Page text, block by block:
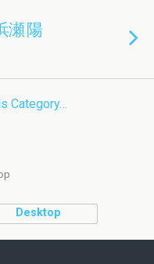
瀬 陽
Category…
Desktop